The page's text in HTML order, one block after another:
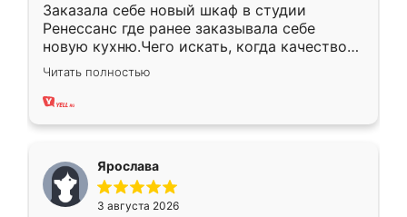
Заказала себе новый шкаф в студии
Ренессанс где ранее заказывала себе
новую кухню.Чего искать, когда качеством
вполне довольна. Служит кухня уже почти
два года, нареканий нет.
Читать полностью
Ярослава
3 августа 2026